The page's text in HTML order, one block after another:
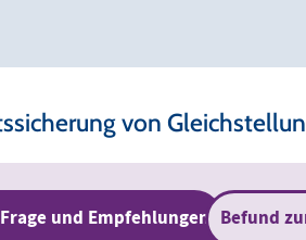
von
und Empfehlungen Befund